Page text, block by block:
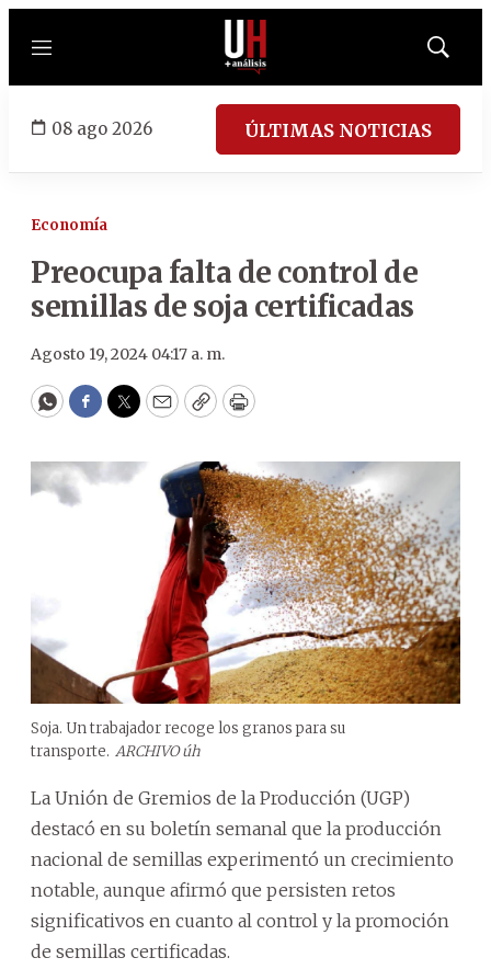
Menú
Mostrar
08 ago 2026 ÚLTIMAS NOTICIAS
Economía
Preocupa falta de control de
semillas de soja certificadas
Agosto 19, 2024 04:17 a. m.
WhatsApp
Facebook
Twitter
EmailCopyPrint
Soja. Un trabajador recoge los granos para su
transporte. ARCHIVO úh
La Unión de Gremios de la Producción (UGP)
destacó en su boletín semanal que la producción
nacional de semillas experimentó un crecimiento
notable, aunque afirmó que persisten retos
significativos en cuanto al control y la promoción
de semillas certificadas.